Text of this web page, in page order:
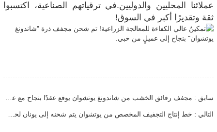
عملائنا المحليين والدوليين.في ترقياتهم الصناعية، اكتسبوا
ثقة وتقديرًا أكبر في السوق!